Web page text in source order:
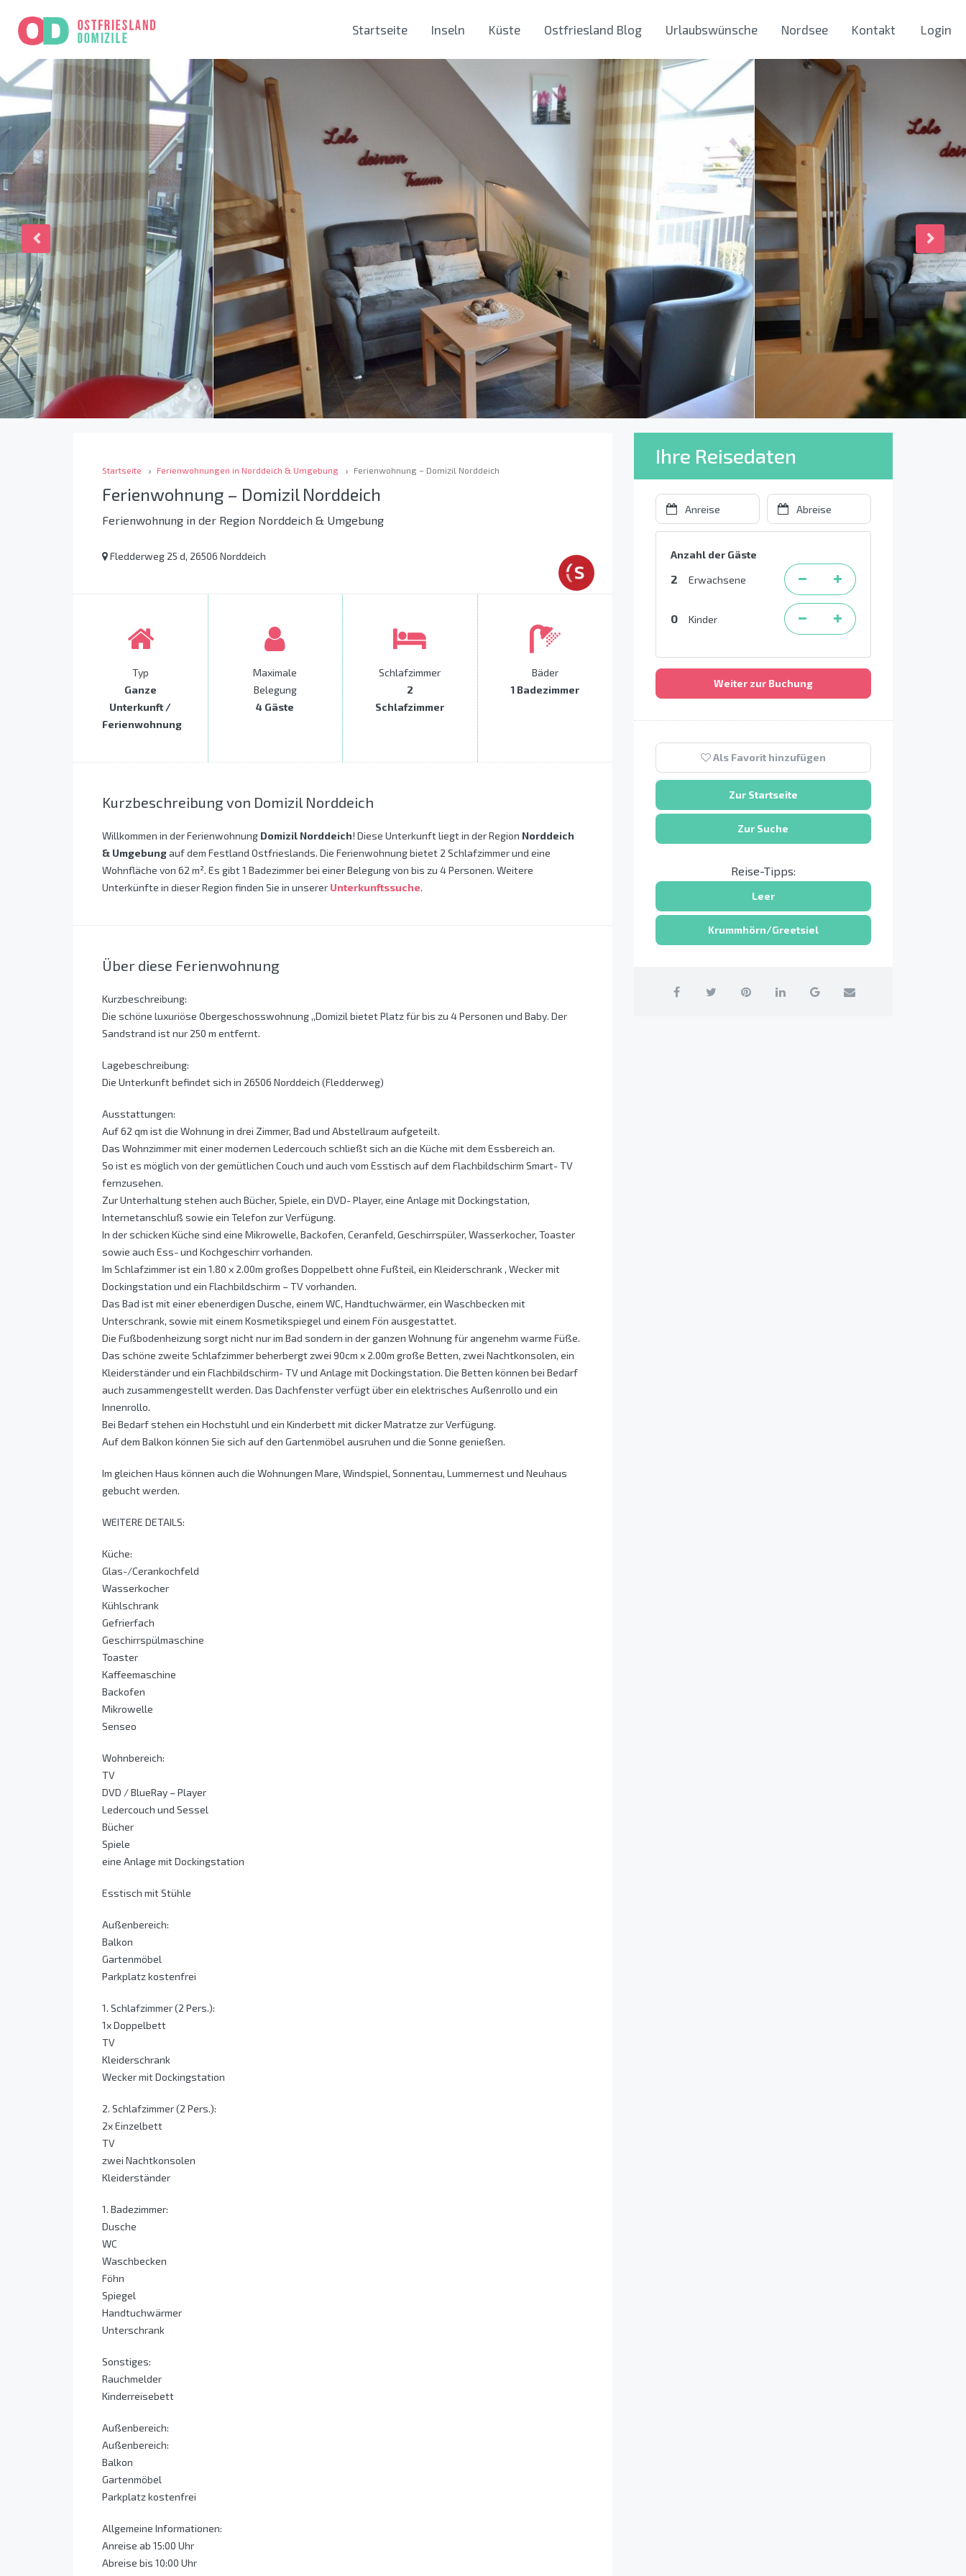
Startseite Inseln Küste Ostfriesland Blog Urlaubswünsche Nordsee Kontakt Login
Startseite Ferienwohnungen in Norddeich & Umgebung Ferienwohnung – Domizil Norddeich
Ferienwohnung – Domizil Norddeich
Ferienwohnung in der Region Norddeich & Umgebung
Fledderweg 25 d, 26506 Norddeich
Typ
Ganze
Unterkunft /
Ferienwohnung
Maximale
Belegung
4 Gäste
Schlafzimmer
2
Schlafzimmer
Bäder
1 Badezimmer
Kurzbeschreibung von Domizil Norddeich
Willkommen in der Ferienwohnung Domizil Norddeich! Diese Unterkunft liegt in der Region Norddeich
& Umgebungauf dem Festland Ostfrieslands. Die Ferienwohnung bietet 2 Schlafzimmer und eine
Wohnfläche von 62 m². Es gibt 1 Badezimmer bei einer Belegung von bis zu 4 Personen. Weitere
Unterkünfte in dieser Region finden Sie in unserer Unterkunftssuche.
Über diese Ferienwohnung
Kurzbeschreibung:
Die schöne luxuriöse Obergeschosswohnung ,,Domizil bietet Platz für bis zu 4 Personen und Baby. Der
Sandstrand ist nur 250 m entfernt.
Lagebeschreibung:
Die Unterkunft befindet sich in 26506 Norddeich (Fledderweg)
Ausstattungen:
Auf 62 qm ist die Wohnung in drei Zimmer, Bad und Abstellraum aufgeteilt.
Das Wohnzimmer mit einer modernen Ledercouch schließt sich an die Küche mit dem Essbereich an.
So ist es möglich von der gemütlichen Couch und auch vom Esstisch auf dem Flachbildschirm Smart- TV
fernzusehen.
Zur Unterhaltung stehen auch Bücher, Spiele, ein DVD- Player, eine Anlage mit Dockingstation,
Internetanschluß sowie ein Telefon zur Verfügung.
In der schicken Küche sind eine Mikrowelle, Backofen, Ceranfeld, Geschirrspüler, Wasserkocher, Toaster
sowie auch Ess- und Kochgeschirr vorhanden.
Im Schlafzimmer ist ein 1.80 x 2.00m großes Doppelbett ohne Fußteil, ein Kleiderschrank , Wecker mit
Dockingstation und ein Flachbildschirm – TV vorhanden.
Das Bad ist mit einer ebenerdigen Dusche, einem WC, Handtuchwärmer, ein Waschbecken mit
Unterschrank, sowie mit einem Kosmetikspiegel und einem Fön ausgestattet.
Die Fußbodenheizung sorgt nicht nur im Bad sondern in der ganzen Wohnung für angenehm warme Füße.
Das schöne zweite Schlafzimmer beherbergt zwei 90cm x 2.00m große Betten, zwei Nachtkonsolen, ein
Kleiderständer und ein Flachbildschirm- TV und Anlage mit Dockingstation. Die Betten können bei Bedarf
auch zusammengestellt werden. Das Dachfenster verfügt über ein elektrisches Außenrollo und ein
Innenrollo.
Bei Bedarf stehen ein Hochstuhl und ein Kinderbett mit dicker Matratze zur Verfügung.
Auf dem Balkon können Sie sich auf den Gartenmöbel ausruhen und die Sonne genießen.
Im gleichen Haus können auch die Wohnungen Mare, Windspiel, Sonnentau, Lummernest und Neuhaus
gebucht werden.
WEITERE DETAILS:
Küche:
Glas-/Cerankochfeld
Wasserkocher
Kühlschrank
Gefrierfach
Geschirrspülmaschine
Toaster
Kaffeemaschine
Backofen
Mikrowelle
Senseo
Wohnbereich:
TV
DVD / BlueRay – Player
Ledercouch und Sessel
Bücher
Spiele
eine Anlage mit Dockingstation
Esstisch mit Stühle
Außenbereich:
Balkon
Gartenmöbel
Parkplatz kostenfrei
1. Schlafzimmer (2 Pers.):
1x Doppelbett
TV
Kleiderschrank
Wecker mit Dockingstation
2. Schlafzimmer (2 Pers.):
2x Einzelbett
TV
zwei Nachtkonsolen
Kleiderständer
1. Badezimmer:
Dusche
WC
Waschbecken
Föhn
Spiegel
Handtuchwärmer
Unterschrank
Sonstiges:
Rauchmelder
Kinderreisebett
Außenbereich:
Außenbereich:
Balkon
Gartenmöbel
Parkplatz kostenfrei
Allgemeine Informationen:
Anreise ab 15:00 Uhr
Abreise bis 10:00 Uhr
Ihre Reisedaten
Anzahl der Gäste
2 Erwachsene
0 Kinder
Weiter zur Buchung
Als Favorit hinzufügen
Zur Startseite
Zur Suche
Reise-Tipps:
Leer
Krummhörn/Greetsiel